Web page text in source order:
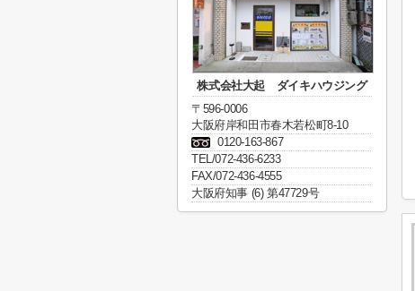
株式会社大起 ダイキハウジング
〒596-0006
大阪府岸和田市春木若松町8-10
0120-163-867
TEL/072-436-6233
FAX/072-436-4555
大阪府知事 (6) 第47729号